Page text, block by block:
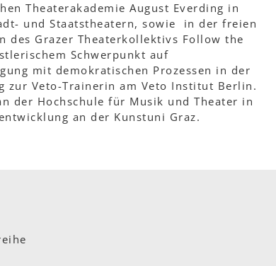
Theaterakademie August Everding in
und Staatstheatern, sowie in der freien
des Grazer Theaterkollektivs Follow the
Schwerpunkt auf
mit demokratischen Prozessen in der
zur Veto-Trainerin am Veto Institut Berlin.
der Hochschule für Musik und Theater in
an der Kunstuni Graz.